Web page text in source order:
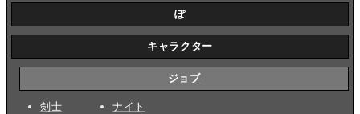
ぽ
キャラクター
ジョブ
剣士
ナイト